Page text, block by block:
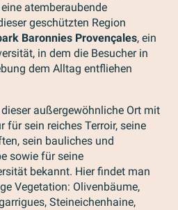
eine atemberaubende
geschützten Region
Baronnies Provençales, ein
in dem die Besucher in
dem Alltag entfliehen
außergewöhnliche Ort mit
für sein reiches Terroir, seine
sein bauliches und
sowie für seine
bekannt. Hier findet man
Vegetation: Olivenbäume,
Steineichenhaine,